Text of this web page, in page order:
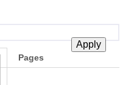
Pages